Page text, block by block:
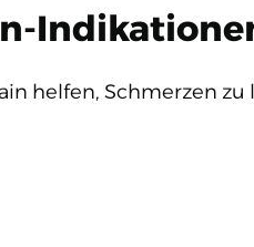
helfen, Schmerzen zu